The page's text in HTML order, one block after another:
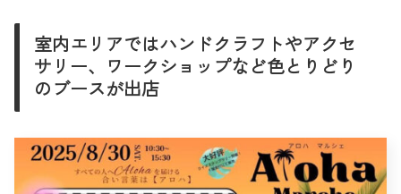
室内エリアではハンドクラフトやアクセ
サリー、ワークショップなど色とりどり
のブースが出店